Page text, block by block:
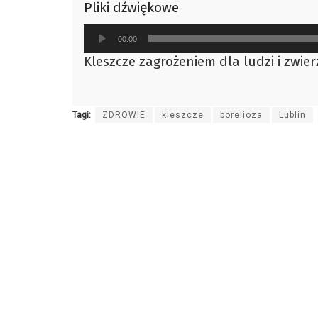
Pliki dźwiękowe
Odtwarzacz
plików
dźwiękowych
00:00
Kleszcze zagrożeniem dla ludzi i
Tagi: ZDROWIE kleszcze borelioza Lublin